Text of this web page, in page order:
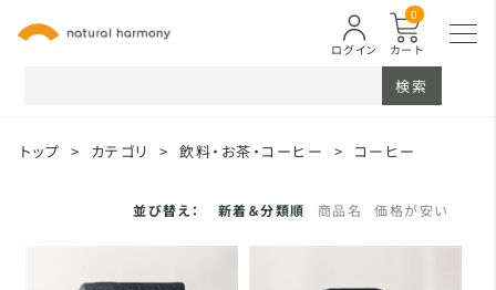
カート
0
ログイン
検索
トップ > カテゴリ > 飲料・お茶・コーヒー > コーヒー
並び替え： 新着＆分類順 商品名 価格が安い